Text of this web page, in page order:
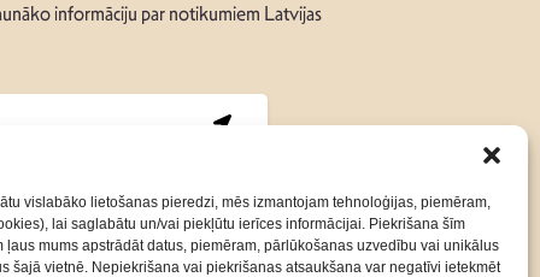
vislabāko lietošanas pieredzi, mēs izmantojam tehnoloģijas, piemēram,
lai saglabātu un/vai piekļūtu ierīces informācijai. Piekrišana šīm
ļaus mums apstrādāt datus, piemēram, pārlūkošanas uzvedību vai unikālus
šajā vietnē. Nepiekrišana vai piekrišanas atsaukšana var negatīvi ietekmēt
informāciju par notikumiem Latvijas
Kontakti Privātuma Politika